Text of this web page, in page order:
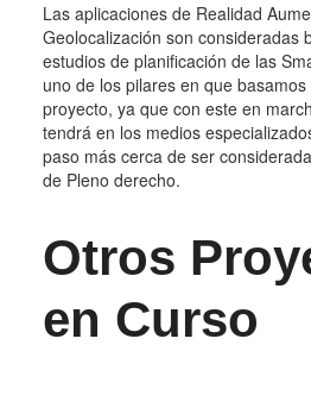
Las aplicaciones de Realidad
Geolocalización son consideradas
estudios de planificación de las
uno de los pilares en que
proyecto, ya que con este en
tendrá en los medios
paso más cerca de ser
de Pleno derecho.
Otros
en Curso